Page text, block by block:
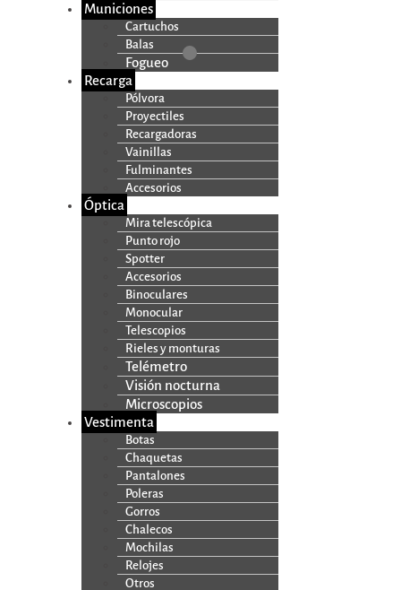
Municiones
Cartuchos
Balas
Fogueo
Recarga
Pólvora
Proyectiles
Recargadoras
Vainillas
Fulminantes
Accesorios
Óptica
Mira telescópica
Punto rojo
Spotter
Accesorios
Binoculares
Monocular
Telescopios
Rieles y monturas
Telémetro
Visión nocturna
Microscopios
Vestimenta
Botas
Chaquetas
Pantalones
Poleras
Gorros
Chalecos
Mochilas
Relojes
Otros